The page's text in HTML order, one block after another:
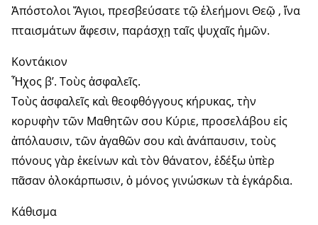
Ἀπόστολοι Ἅγιοι, πρεσβεύσατε τῷ ἐλεήμονι Θεῷ , ἵνα
πταισμάτων ἄφεσιν, παράσχῃ ταῖς ψυχαῖς ἡμῶν.
Κοντάκιον
Ἦχος β’. Τοὺς ἀσφαλεῖς.
Τοὺς ἀσφαλεῖς καὶ θεοφθόγγους κήρυκας, τὴν
κορυφὴν τῶν Μαθητῶν σου Κύριε, προσελάβου εἰς
ἀπόλαυσιν, τῶν ἀγαθῶν σου καὶ ἀνάπαυσιν, τοὺς
πόνους γὰρ ἐκείνων καὶ τὸν θάνατον, ἐδέξω ὑπὲρ
πᾶσαν ὁλοκάρπωσιν, ὁ μόνος γινώσκων τὰ ἐγκάρδια.
Κάθισμα